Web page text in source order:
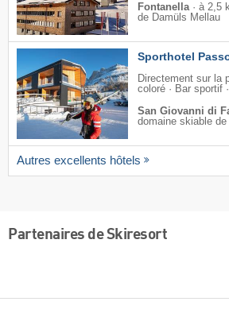
Fontanella · à 2,5
de Damüls Mellau
Sporthotel
Directement sur la
coloré · Bar sportif
San Giovanni di
domaine skiable
Autres excellents hôtels
Partenaires de Skiresort